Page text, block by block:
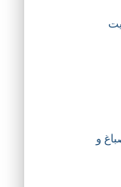
معلم صباغ و